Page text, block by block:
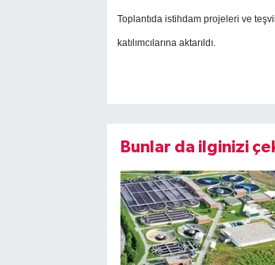
Toplantıda istihdam projeleri ve
katılımcılarına aktarıldı.
Bunlar da ilginizi